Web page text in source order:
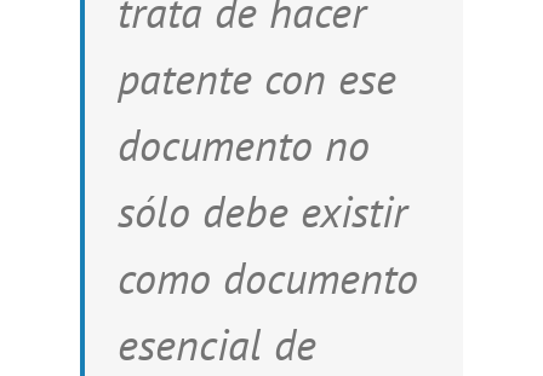
trata de hacer
patente con ese
documento no
sólo debe existir
como documento
esencial de